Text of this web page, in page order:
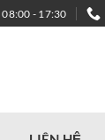
08:00 - 17:30